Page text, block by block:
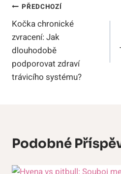
Navigace
Pro
Příspěvek
PŘEDCHOZÍ
Kočka chronické
zvracení: Jak
dlouhodobě
podporovat zdraví
trávicího systému?
Podobné